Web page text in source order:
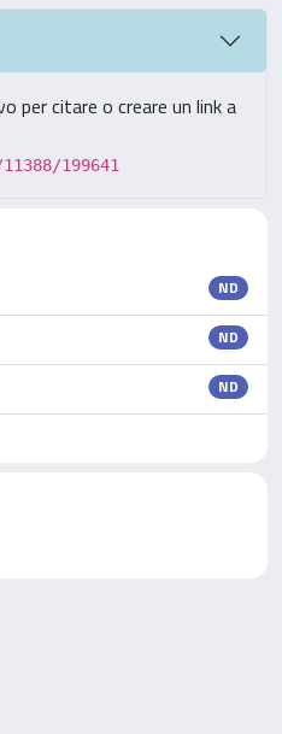
per citare o creare un link a
199641
ND
ND
ND